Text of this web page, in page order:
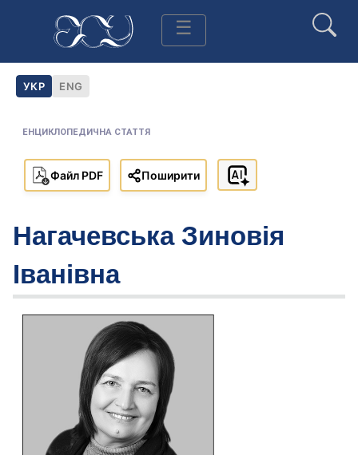
УКР
Українська
ENG
Англійська
ЕНЦИКЛОПЕДИЧНА СТАТТЯ
Файл PDF Поширити
Нагачевська Зиновія
Іванівна